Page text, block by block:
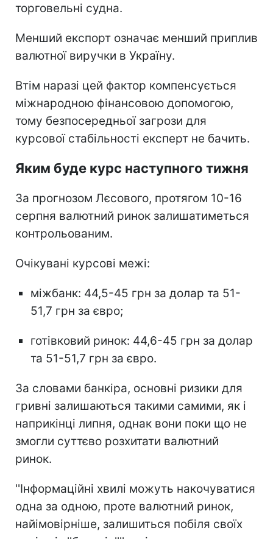
торговельні судна.
Менший експорт означає менший приплив
валютної виручки в Україну.
Втім наразі цей фактор компенсується
міжнародною фінансовою допомогою,
тому безпосередньої загрози для
курсової стабільності експерт не бачить.
Яким буде курс наступного тижня
За прогнозом Лєсового, протягом 10-16
серпня валютний ринок залишатиметься
контрольованим.
Очікувані курсові межі:
міжбанк: 44,5-45 грн за долар та 51-
51,7 грн за євро;
готівковий ринок: 44,6-45 грн за долар
та 51-51,7 грн за євро.
За словами банкіра, основні ризики для
гривні залишаються такими самими, як і
наприкінці липня, однак вони поки що не
змогли суттєво розхитати валютний
ринок.
''Інформаційні хвилі можуть накочуватися
одна за одною, проте валютний ринок,
найімовірніше, залишиться побіля своїх